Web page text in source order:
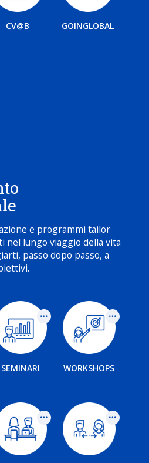
CV@B GOINGLOBAL
SEMINARI WORKSHOPS
e programmi tailor
nel lungo viaggio della vita
passo dopo passo, a